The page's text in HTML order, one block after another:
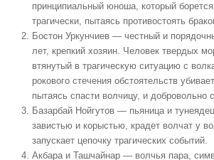
принципиальный юноша, который
трагически, пытаясь противостоять
Бостон Уркунчиев — честный и
лет, крепкий хозяин. Человек твердых
втянутый в трагическую ситуацию с
рокового стечения обстоятельств
пытаясь спасти волчицу, и добровольно
Базарбай Нойгутов — пьяница и
завистью и корыстью, крадет волчат у
запускает цепочку трагических событий.
Акбара и Ташчайнар — волчья пара,